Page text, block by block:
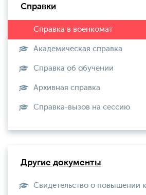
Справки
Академическая справка
Справка об обучении
Архивная справка
Справка-вызов на сессию
Другие документы
Свидетельство о повышении